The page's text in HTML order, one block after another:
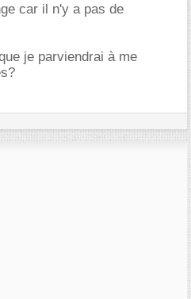
car il n'y a pas de
je parviendrai à me